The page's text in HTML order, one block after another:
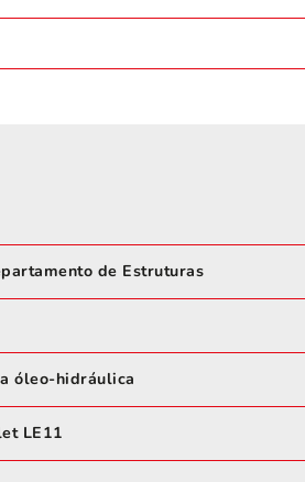
de Estruturas
óleo-hidráulica
LE11